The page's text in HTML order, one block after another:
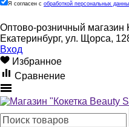
Я согласен с обработкой персональных
Оптово-розничный магазин
Екатеринбург, ул. Щорса,
Вход
Избранное
Сравнение